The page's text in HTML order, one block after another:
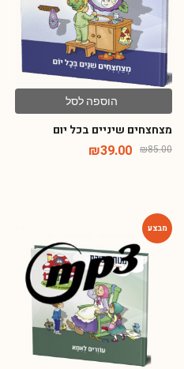
הוספה לסל
מצחצחים שיניים בכל יום
₪85.00
₪39.00